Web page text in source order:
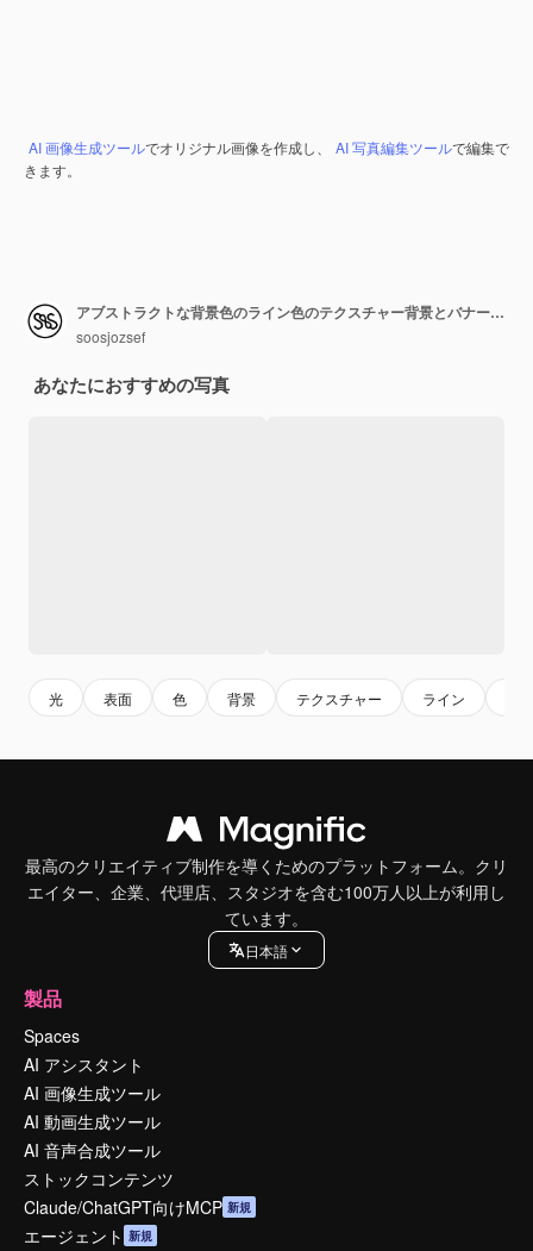
AI 画像生成ツールでオリジナル画像を作成し、 AI 写真編集ツールで編集で
きます。
アブストラクトな背景色のライン色のテクスチャー背景とバナー多色のグラデーションパターンとテクスチャー付きの壁紙
soosjozsef
あなたにおすすめの写真
光 表面 色 背景 テクスチャー ライン
最高のクリエイティブ制作を導くためのプラットフォーム。クリ
エイター、企業、代理店、スタジオを含む100万人以上が利用し
ています。
日本語
製品
Spaces
AI アシスタント
AI 画像生成ツール
AI 動画生成ツール
AI 音声合成ツール
ストックコンテンツ
Claude/ChatGPT向けMCP 新規
エージェント 新規